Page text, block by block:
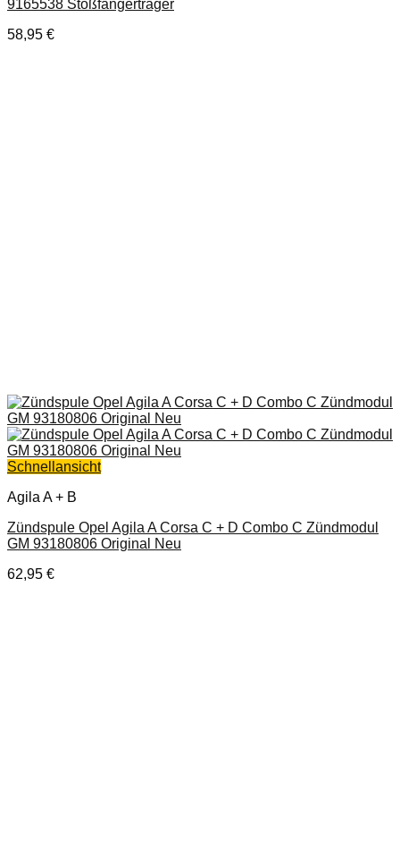
9165538 Stoßfängerträger
58,95 €
Schnellansicht
Agila A + B
Zündspule Opel Agila A Corsa C + D Combo C Zündmodul
GM 93180806 Original Neu
62,95 €